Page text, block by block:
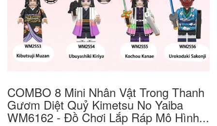
COMBO 8 Mini Nhân Vật Trong Thanh
Gươm Diệt Quỷ Kimetsu No Yaiba
WM6162 - Đồ Chơi Lắp Ráp Mô Hình...